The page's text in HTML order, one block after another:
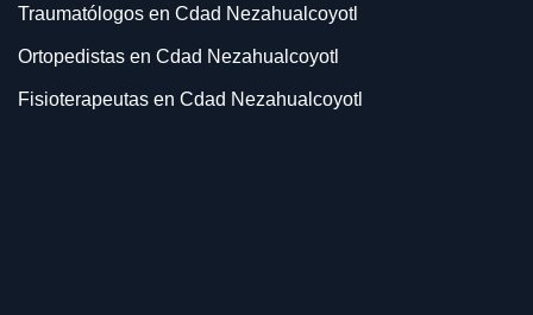
Traumatólogos en Cdad Nezahualcoyotl
Ortopedistas en Cdad Nezahualcoyotl
Fisioterapeutas en Cdad Nezahualcoyotl